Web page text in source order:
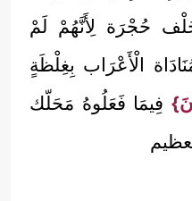
حُجْرَة لِأَنَّهُمْ لَمْ
الْأَعْرَاب بِغِلْظَةٍ
فِيمَا فَعَلُوهُ مَحَلّك